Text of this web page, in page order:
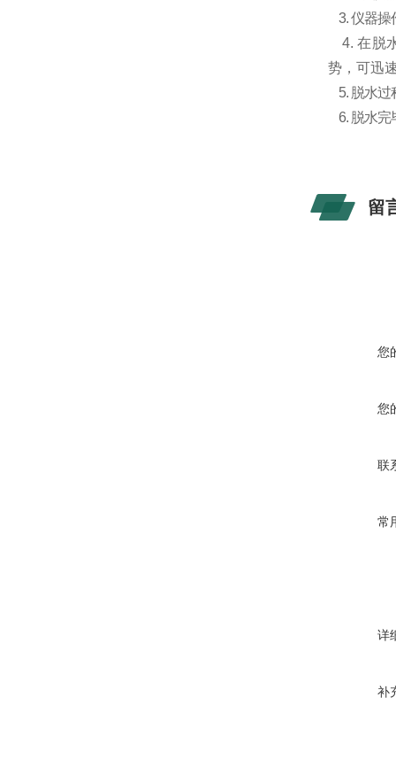
3.仪器操
4.在脱
势，可迅
5. 脱水过
6. 脱水完
留
您
您
联
常
详
补